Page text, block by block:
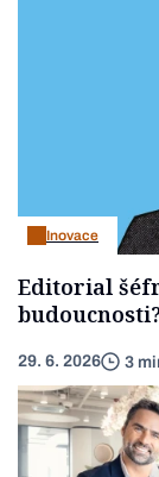
Inovace
Editorial
29. 6. 2026 3